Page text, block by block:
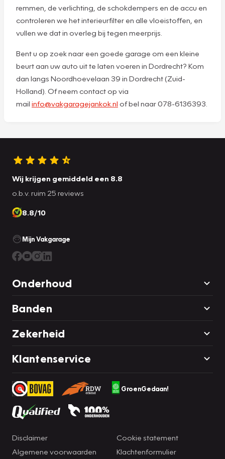
remmen, de verlichting, de schokdempers en de accu en
controleren we het interieurfilter en alle vloeistoffen, en
vullen we dat in overleg bij tegen meerprijs.
Bent u op zoek naar een goede garage om een kleine
beurt aan uw auto uit te laten voeren in Dordrecht? Kom
dan langs Noordhoevelaan 39 in Dordrecht (Zuid-
Holland). Of neem contact op via
mail info@vakgaragejankok.nl of bel naar 078-6136393.
Wij krijgen gemiddeld een 8.8
o.b.v. ruim 25 reviews
8.8/10
Mijn Vakgarage
Onderhoud
Banden
Zekerheid
Klantenservice
GroenGedaan!
Disclaimer
Algemene voorwaarden
Cookie statement
Klachtenformulier